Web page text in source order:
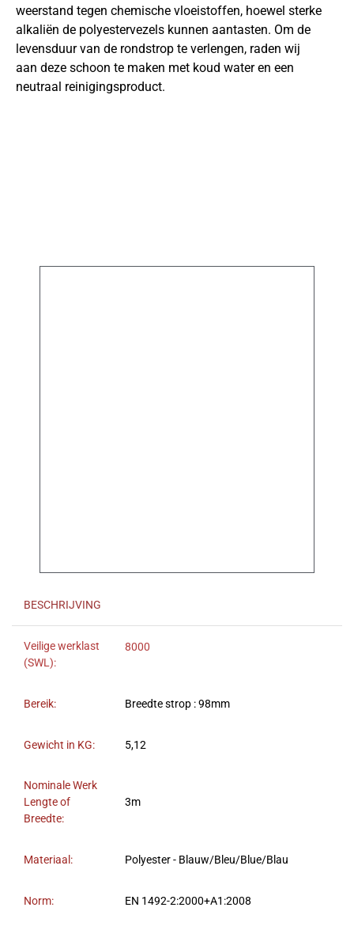
weerstand tegen chemische vloeistoffen, hoewel sterke
alkaliën de polyestervezels kunnen aantasten. Om de
levensduur van de rondstrop te verlengen, raden wij
aan deze schoon te maken met koud water en een
neutraal reinigingsproduct.
BESCHRIJVING
Veilige werklast
(SWL):
8000
Bereik: Breedte strop : 98mm
Gewicht in KG: 5,12
Nominale Werk
Lengte of
Breedte:
3m
Materiaal: Polyester - Blauw/Bleu/Blue/Blau
Norm: EN 1492-2:2000+A1:2008